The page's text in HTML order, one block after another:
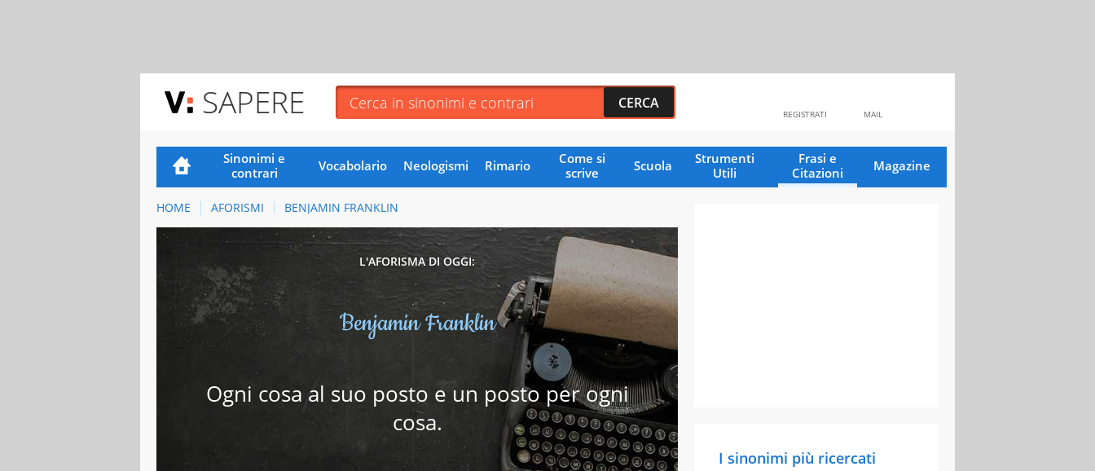
SAPERE MAIL
REGISTRATI
Sinonimi e
contrari
Vocabolario Neologismi Rimario
Come si
scrive
Scuola
Strumenti
Utili
Frasi e
Citazioni
Magazine
HOME AFORISMI BENJAMIN FRANKLIN
L'AFORISMA DI OGGI:
Benjamin Franklin
Ogni cosa al suo posto e un posto per ogni
cosa.
I sinonimi più ricercati